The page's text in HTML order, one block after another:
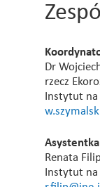
Dr
rzecz
Instytut
Renata Filip
Instytut